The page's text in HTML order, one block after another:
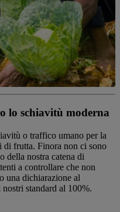
lo schiavitù moderna
o traffico umano per la
di frutta. Finora non ci sono
della nostra catena di
a controllare che non
una dichiarazione al
standard al 100%.